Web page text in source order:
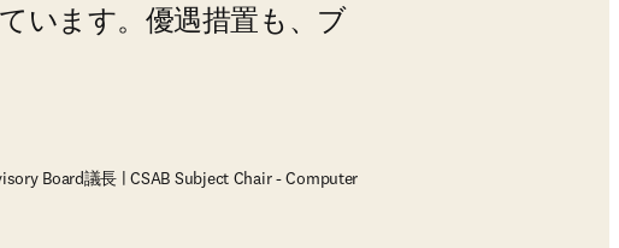
います。優遇措置も、ブ
Board議長 | CSAB Subject Chair - Computer